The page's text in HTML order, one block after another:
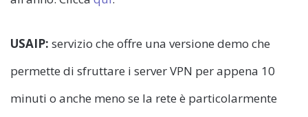
USAIP: servizio che offre una versione demo che
permette di sfruttare i server VPN per appena 10
minuti o anche meno se la rete è particolarmente